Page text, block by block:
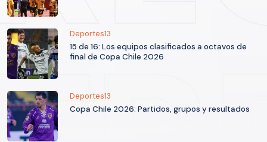
Deportes13
15 de 16: Los equipos clasificados a octavos de
final de Copa Chile 2026
Deportes13
Copa Chile 2026: Partidos, grupos y resultados